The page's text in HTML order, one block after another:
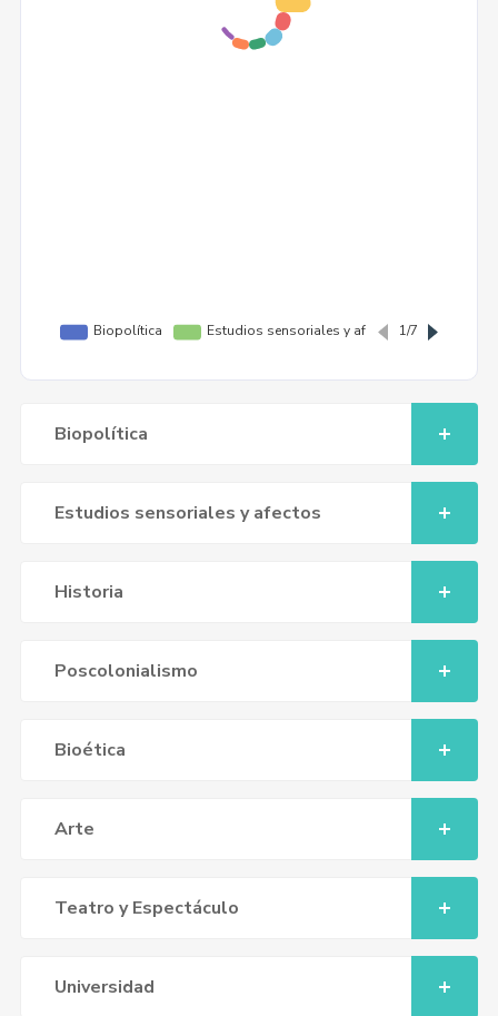
Biopolítica
Estudios sensoriales y afectos
Historia
Poscolonialismo
Bioética
Arte
Teatro y Espectáculo
Universidad